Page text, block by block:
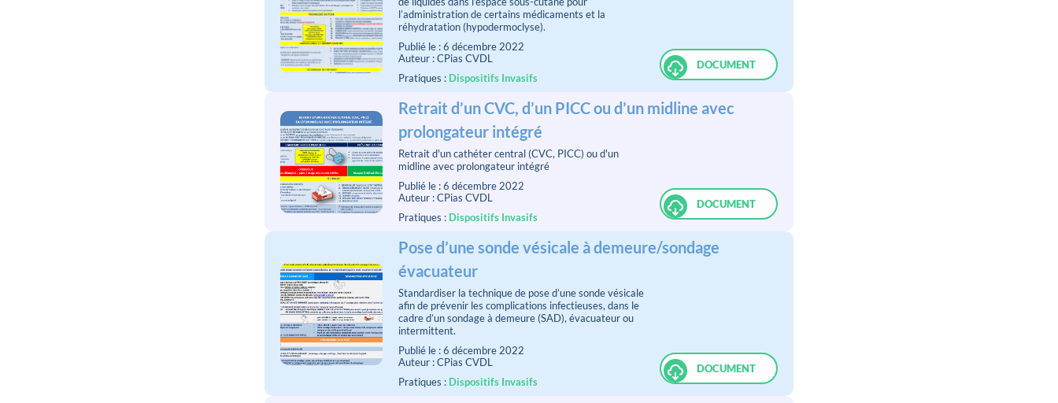
l’administration de certains médicaments et la
réhydratation (hypodermoclyse).
Publié le : 6 décembre 2022
Auteur : CPias CVDL
Pratiques : Dispositifs Invasifs
DOCUMENT
Retrait d’un CVC, d’un PICC ou d’un midline avec
prolongateur intégré
Retrait d'un cathéter central (CVC, PICC) ou d'un
midline avec prolongateur intégré
Publié le : 6 décembre 2022
Auteur : CPias CVDL
Pratiques : Dispositifs Invasifs
DOCUMENT
Pose d’une sonde vésicale à demeure/sondage
évacuateur
Standardiser la technique de pose d’une sonde vésicale
afin de prévenir les complications infectieuses, dans le
cadre d’un sondage à demeure (SAD), évacuateur ou
intermittent.
Publié le : 6 décembre 2022
Auteur : CPias CVDL
Pratiques : Dispositifs Invasifs
DOCUMENT